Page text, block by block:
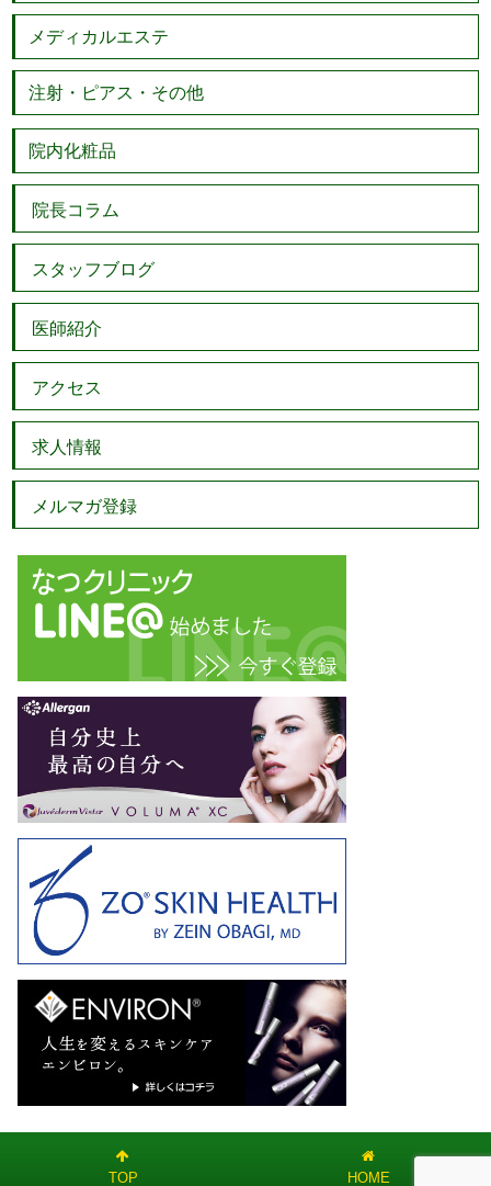
メディカルエステ
注射・ピアス・その他
院内化粧品
院長コラム
スタッフブログ
医師紹介
アクセス
求人情報
メルマガ登録
TOP HOME